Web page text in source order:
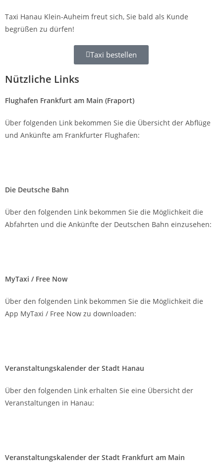
Taxi Hanau Klein-Auheim freut sich, Sie bald als Kunde
begrüßen zu dürfen!
Taxi bestellen
Nützliche Links
Flughafen Frankfurt am Main (Fraport)
Über folgenden Link bekommen Sie die Übersicht der Abflüge
und Ankünfte am Frankfurter Flughafen:
Die Deutsche Bahn
Über den folgenden Link bekommen Sie die Möglichkeit die
Abfahrten und die Ankünfte der Deutschen Bahn einzusehen:
MyTaxi / Free Now
Über den folgenden Link bekommen Sie die Möglichkeit die
App MyTaxi / Free Now zu downloaden:
Veranstaltungskalender der Stadt Hanau
Über den folgenden Link erhalten Sie eine Übersicht der
Veranstaltungen in Hanau:
Veranstaltungskalender der Stadt Frankfurt am Main